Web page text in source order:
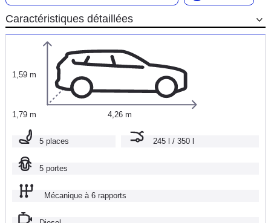
Caractéristiques détaillées
1,59 m
1,79 m 4,26 m
5 places 245 l / 350 l
5 portes
Mécanique à 6 rapports